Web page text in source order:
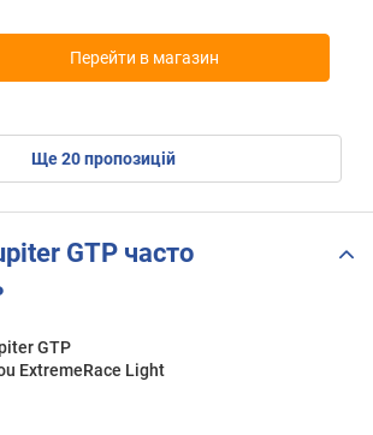
Перейти в магазин
ще20пропозицій
GTP часто
GTP
ExtremeRace Light